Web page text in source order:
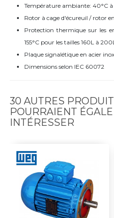
Température ambiante: 40°C
Rotor à cage d'écureuil / rotor
Protection thermique sur les
155°C pour les tailles 160L à 200L
Plaque signalétique en acier
Dimensions selon IEC 60072
30 AUTRES
POURRAIENT
INTÉRESSER